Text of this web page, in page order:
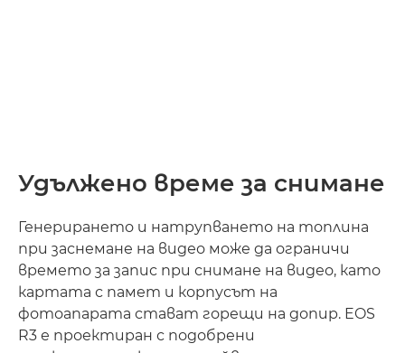
Удължено време за снимане
Генерирането и натрупването на топлина
при заснемане на видео може да ограничи
времето за запис при снимане на видео, като
картата с памет и корпусът на
фотоапарата стават горещи на допир. EOS
R3 е проектиран с подобрени